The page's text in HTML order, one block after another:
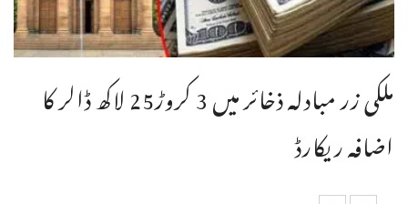
ملکی زر مبادلہ ذخائر میں 3 کروڑ25 لاکھ ڈالر کا
اضافہ ریکارڈ